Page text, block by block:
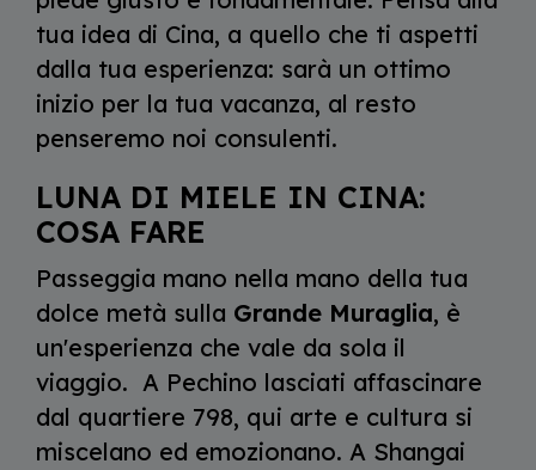
tua idea di Cina, a quello che ti aspetti
dalla tua esperienza: sarà un ottimo
inizio per la tua vacanza, al resto
penseremo noi consulenti.
LUNA DI MIELE IN CINA:
COSA FARE
Passeggia mano nella mano della tua
dolce metà sulla Grande Muraglia, è
un'esperienza che vale da sola il
viaggio. A Pechino lasciati affascinare
dal quartiere 798, qui arte e cultura si
miscelano ed emozionano. A Shangai